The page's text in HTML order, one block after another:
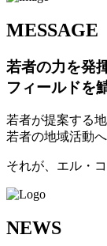
MESSAGE
若者の力を発
フィールドを
若者が提案する
若者の地域活動
それが、エル・
NEWS